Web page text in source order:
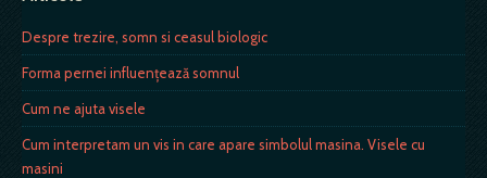
Despre trezire, somn si ceasul biologic
Forma pernei influenţează somnul
Cum ne ajuta visele
Cum interpretam un vis in care apare simbolul masina. Visele cu
masini